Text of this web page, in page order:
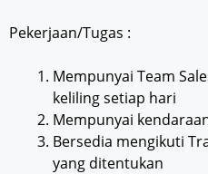
Pekerjaan/Tugas :
Mempunyai Team
keliling setiap hari
Mempunyai
Bersedia mengikuti
yang ditentukan